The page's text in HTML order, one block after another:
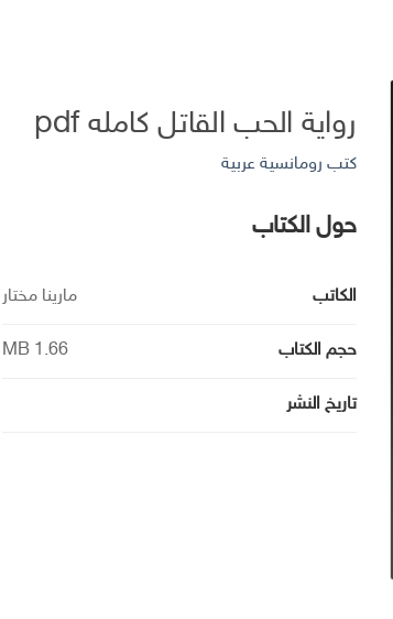
رواية الحب القاتل كامله pdf
كتب رومانسية عربية
حول الكتاب
الكاتب مارينا مختار
حجم الكتاب 1.66 MB
تاريخ النشر